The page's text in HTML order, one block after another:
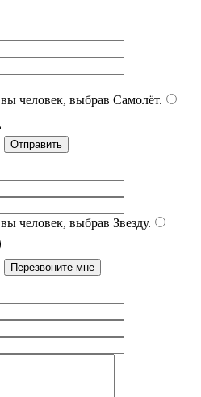
человек, выбрав Самолёт.
человек, выбрав Звезду.